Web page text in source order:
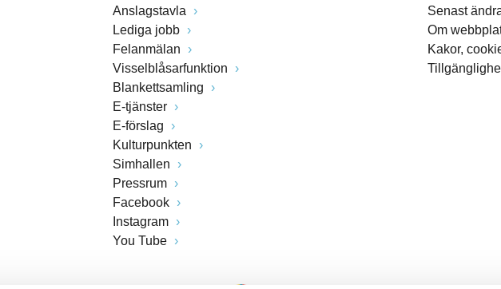
Anslagstavla
Lediga jobb
Felanmälan
Visselblåsarfunktion
Blankettsamling
E-tjänster
E-förslag
Kulturpunkten
Simhallen
Pressrum
Facebook
Instagram
You Tube
Senast
Om
Kakor,